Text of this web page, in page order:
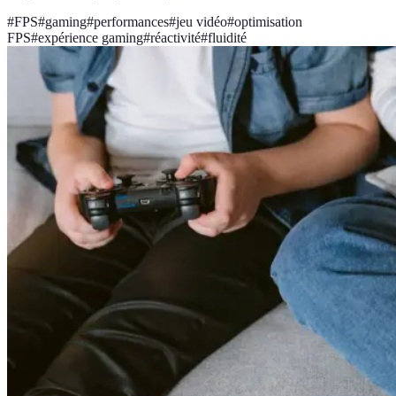
#FPS#gaming#performances#jeu vidéo#optimisation
FPS#expérience gaming#réactivité#fluidité